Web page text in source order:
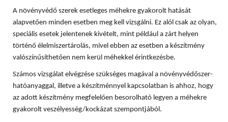
A növényvédő szerek esetleges méhekre gyakorolt hatását
alapvetően minden esetben meg kell vizsgálni. Ez alól csak az olyan,
speciális esetek jelentenek kivételt, mint például a zárt helyen
történő élelmiszertárolás, mivel ebben az esetben a készítmény
valószínűsíthetően nem kerül méhekkel érintkezésbe.
Számos vizsgálat elvégzése szükséges magával a növényvédőszer-
hatóanyaggal, illetve a készítménnyel kapcsolatban is ahhoz, hogy
az adott készítmény megfelelően besorolható legyen a méhekre
gyakorolt veszélyesség/kockázat szempontjából.